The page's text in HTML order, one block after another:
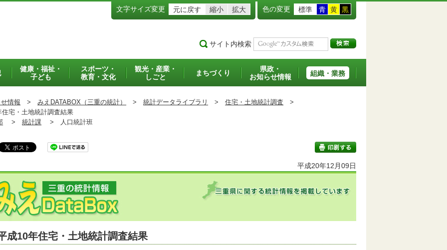
文字サイズ変更 元に戻す 縮小 拡大 色の変更 標準 青 黄 黒
サイト内検索
健康・福祉・
子ども
スポーツ・
教育・文化
観光・産業・
しごと
まちづくり
県政・
お知らせ情報
組織・業務
情報 > みえDATABOX（三重の統計） > 統計データライブラリ > 住宅・土地統計調査 >
宅・土地統計調査結果
> 統計課 > 人口統計班
印刷する
平成20年12月09日
成10年住宅・土地統計調査結果